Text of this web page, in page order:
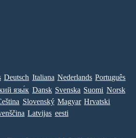
Deutsch Italiana Nederlands Português
язы́к Dansk Svenska Suomi Norsk
Slovenský Magyar Hrvatski
Latvijas eesti